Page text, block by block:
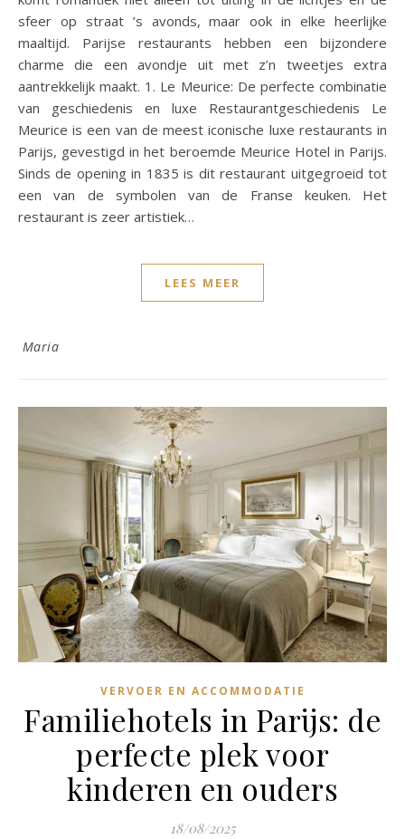
sfeer op straat ’s avonds, maar ook in elke heerlijke
maaltijd. Parijse restaurants hebben een bijzondere
charme die een avondje uit met z’n tweetjes extra
aantrekkelijk maakt. 1. Le Meurice: De perfecte combinatie
van geschiedenis en luxe Restaurantgeschiedenis Le
Meurice is een van de meest iconische luxe restaurants in
Parijs, gevestigd in het beroemde Meurice Hotel in Parijs.
Sinds de opening in 1835 is dit restaurant uitgegroeid tot
een van de symbolen van de Franse keuken. Het
restaurant is zeer artistiek…
LEES MEER
Maria
VERVOER EN ACCOMMODATIE
Familiehotels in Parijs: de
perfecte plek voor
kinderen en ouders
18/08/2025